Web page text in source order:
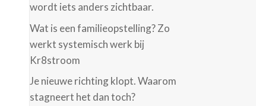
wordt iets anders zichtbaar.
Wat is een familieopstelling? Zo
werkt systemisch werk bij
Kr8stroom
Je nieuwe richting klopt. Waarom
stagneert het dan toch?